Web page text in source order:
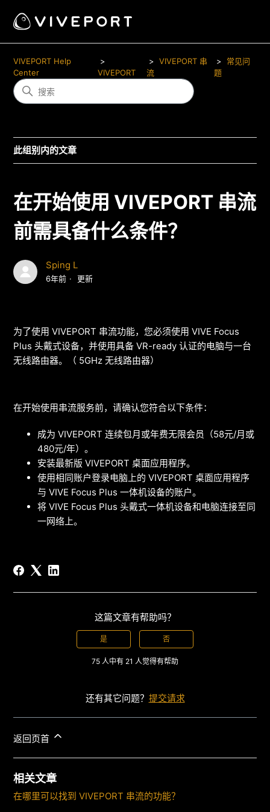
VIVEPORT Help
Center
VIVEPORT
VIVEPORT 串
流
常见问
题
此组别内的文章
在开始使用 VIVEPORT 串流
前需具备什么条件？
Sping L
6年前 更新
为了使用 VIVEPORT 串流功能，您必须使用 VIVE Focus
Plus 头戴式设备，并使用具备 VR-ready 认证的电脑与一台
无线路由器。（ 5GHz 无线路由器）
在开始使用串流服务前，请确认您符合以下条件：
成为 VIVEPORT 连续包月或年费无限会员（58元/月或
480元/年）。
安装最新版 VIVEPORT 桌面应用程序。
使用相同账户登录电脑上的 VIVEPORT 桌面应用程序
与 VIVE Focus Plus 一体机设备的账户。
将 VIVE Focus Plus 头戴式一体机设备和电脑连接至同
一网络上。
这篇文章有帮助吗？
是 否
75 人中有 21 人觉得有帮助
还有其它问题？ 提交请求
返回页首
相关文章
在哪里可以找到 VIVEPORT 串流的功能？